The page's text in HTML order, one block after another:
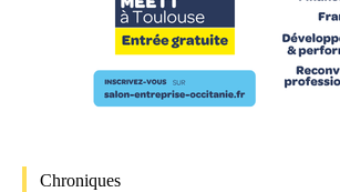
Chroniques